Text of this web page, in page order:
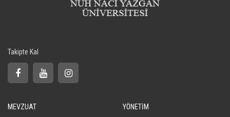
Takipte Kal
MEVZUAT YÖNETİM